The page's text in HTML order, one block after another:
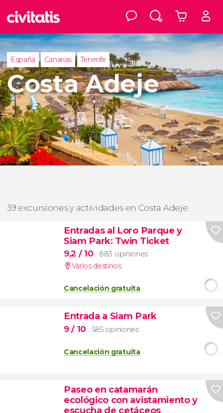
España Canarias Tenerife
Costa Adeje
39 excursiones y actividades en Costa Adeje
Entradas al Loro Parque y
Siam Park: Twin Ticket
9,2 / 10
883 opiniones
Varios destinos
Cancelación gratuita
Entrada a Siam Park
9/ 10 585 opiniones
Cancelación gratuita
Paseo en catamarán
ecológico con avistamiento y
escucha de cetáceos